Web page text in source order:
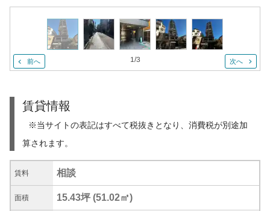
前へ 1/3 次へ
賃貸情報
※当サイトの表記はすべて税抜きとなり、消費税が別途加
算されます。
賃料 相談
面積 15.43坪 (51.02㎡)